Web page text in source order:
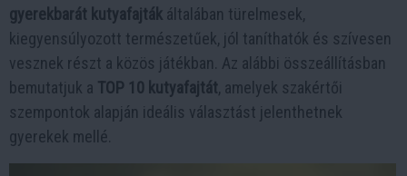
gyerekbarát kutyafajták általában türelmesek,
kiegyensúlyozott természetűek, jól taníthatók és szívesen
vesznek részt a közös játékban. Az alábbi összeállításban
bemutatjuk a TOP 10 kutyafajtát, amelyek szakértői
szempontok alapján ideális választást jelenthetnek
gyerekek mellé.